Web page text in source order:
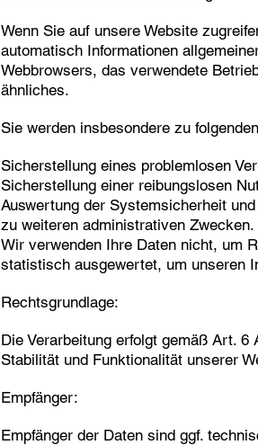
Wenn Sie auf unsere Website
automatisch Informationen
Webbrowsers, das verwendete
ähnliches.
Sie werden insbesondere zu
Sicherstellung eines problemlosen
Sicherstellung einer reibungslosen
Auswertung der Systemsicherheit
zu weiteren administrativen Zwecken.
Wir verwenden Ihre Daten nicht, um
statistisch ausgewertet, um unseren
Rechtsgrundlage:
Die Verarbeitung erfolgt gemäß Art.
Stabilität und Funktionalität unserer
Empfänger:
Empfänger der Daten sind ggf.